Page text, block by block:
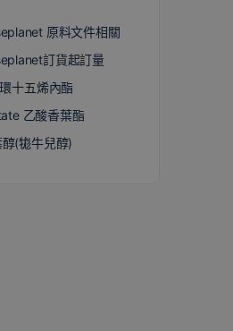
原料文件相關
訂貨起訂量
十五烯內酯
乙酸香葉酯
(牻牛兒醇)